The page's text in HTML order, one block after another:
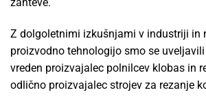
Z dolgoletnimi izkušnjami v industriji in
proizvodno tehnologijo smo se
vreden proizvajalec polnilcev klobas in
odlično proizvajalec strojev za rezanje